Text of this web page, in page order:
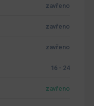
zavřeno
zavřeno
zavřeno
16 - 24
zavřeno